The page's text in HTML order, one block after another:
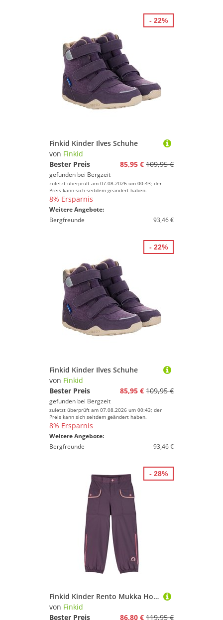
Finkid Kinder Ilves Schuhe
von Finkid
Bester Preis
85,95 € 109,95 €
gefunden bei Bergzeit
zuletzt überprüft am 07.08.2026 um 00:43; der
Preis kann sich seitdem geändert haben.
8% Ersparnis
Weitere Angebote:
Bergfreunde
93,46 €
- 22%
Finkid Kinder Ilves Schuhe
von Finkid
Bester Preis
85,95 € 109,95 €
gefunden bei Bergzeit
zuletzt überprüft am 07.08.2026 um 00:43; der
Preis kann sich seitdem geändert haben.
8% Ersparnis
Weitere Angebote:
Bergfreunde
93,46 €
- 22%
Finkid Kinder Rento Mukka Hose
von Finkid
Bester Preis
86,80 € 119,95 €
- 28%